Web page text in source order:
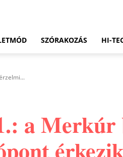
SZÓRAKOZÁS HI-
a Merkúr